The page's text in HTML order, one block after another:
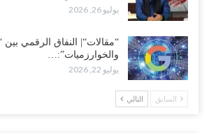
يوليو 26, 2026
“مقالات“| النفاق الرقمي
والخوارزميات”:…
يوليو 22, 2026
السابق التالي